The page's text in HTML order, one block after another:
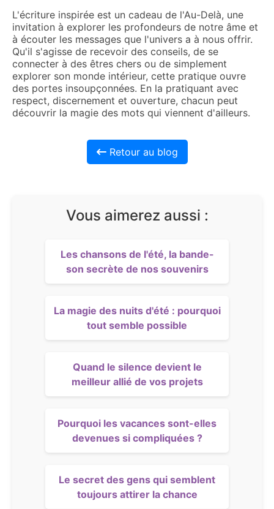
L'écriture inspirée est un cadeau de l'Au-Delà, une
invitation à explorer les profondeurs de notre âme et
à écouter les messages que l'univers a à nous offrir.
Qu'il s'agisse de recevoir des conseils, de se
connecter à des êtres chers ou de simplement
explorer son monde intérieur, cette pratique ouvre
des portes insoupçonnées. En la pratiquant avec
respect, discernement et ouverture, chacun peut
découvrir la magie des mots qui viennent d'ailleurs.
Retour au blog
Vous aimerez aussi :
Les chansons de l'été, la bande-
son secrète de nos souvenirs
La magie des nuits d'été : pourquoi
tout semble possible
Quand le silence devient le
meilleur allié de vos projets
Pourquoi les vacances sont-elles
devenues si compliquées ?
Le secret des gens qui semblent
toujours attirer la chance